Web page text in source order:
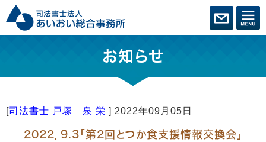
お知らせ
[司法書士 戸塚 泉 栄 ] 2022年09月05日
2022．9.3「第2回とつか食支援情報交換会」